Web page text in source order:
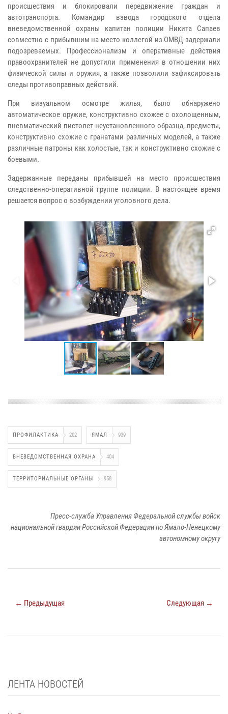
происшествия и блокировали передвижение граждан и
автотранспорта. Командир взвода городского отдела
вневедомственной охраны капитан полиции Никита Сапаев
совместно с прибывшим на место коллегой из ОМВД задержали
подозреваемых. Профессионализм и оперативные действия
правоохранителей не допустили применения в отношении них
физической силы и оружия, а также позволили зафиксировать
следы противоправных действий.
При визуальном осмотре жилья, было обнаружено
автоматическое оружие, конструктивно схожее с охолощенным,
пневматический пистолет неустановленного образца, предметы,
конструктивно схожие с гранатами различных моделей, а также
различные патроны как холостые, так и конструктивно схожие с
боевыми.
Задержанные переданы прибывшей на место происшествия
следственно-оперативной группе полиции. В настоящее время
решается вопрос о возбуждении уголовного дела.
ПРОФИЛАКТИКА 202 ЯМАЛ 939
ВНЕВЕДОМСТВЕННАЯ ОХРАНА 404
ТЕРРИТОРИАЛЬНЫЕ ОРГАНЫ 958
Пресс-служба Управления Федеральной службы войск
национальной гвардии Российской Федерации по Ямало-Ненецкому
автономному округу
← Предыдущая Следующая →
ЛЕНТА НОВОСТЕЙ